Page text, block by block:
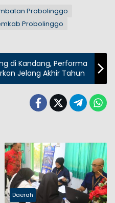
Probolinggo
Probolinggo
di Kandang, Performa
Jelang Akhir Tahun
Daerah